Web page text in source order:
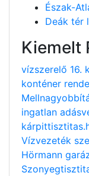
Észak-
Deák tér
Kiemelt
vízszerelő 16.
konténer
ingatlan
Vízvezeték
Hörmann